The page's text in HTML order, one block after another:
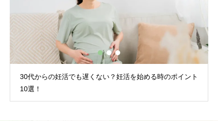
時のポイント
30代後半の妊活の平均期間は？30代後半の女性が